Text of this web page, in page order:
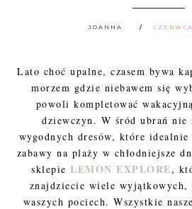
JOANNA
Lato choć upalne, czasem bywa
morzem gdzie niebawem się
powoli kompletować
dziewczyn. W śród ubrań nie
wygodnych dresów, które idealnie
zabawy na plaży w chłodniejsze
sklepieLEMON EXPLORE,
znajdziecie wiele wyjątkowych,
waszych pociech. Wszystkie